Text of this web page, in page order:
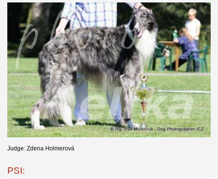
Judge: Zdena Holmerová
PSI: